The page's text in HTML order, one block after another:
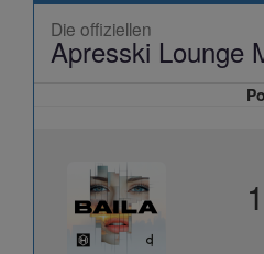
Die offiziellen
Apresski Lounge
1